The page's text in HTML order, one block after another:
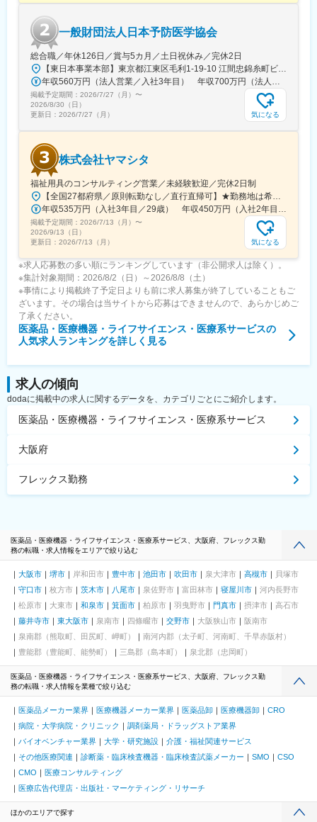
1978年発売以来、いつの時代も常に「旬のかっこよさ」を提案
し、男性のトータルグルーミング研究に根ざした確かな品質で、
高い認知と信頼感を確立してきたメンズコスメブランド。
<Bifesta/ビフェスタ>
素肌から輝きたい女性に、キレイを楽しむクレンジングシーンを
提案するブランドとして2011年に誕生。現在では、日本だけでは
なく、アジア各国で支持されています。
変更の範囲：会社の定める業務
一般財団法人日本予防医学協会
総合職／年休126日／賞与5カ月／土日祝休み／完休2日
【東日本事業本部】東京都江東区毛利1-19-10 江間忠錦糸町ビル※訪問先からの直行直帰が可能です！＜アクセス＞・JR総武線（快速・各駅停車）／東京メトロ半蔵門線 錦糸町駅より徒歩5分・東京メトロ半蔵門線／都営新宿線 住吉駅より徒歩5分※受動喫煙対策:屋内全面禁煙
年収560万円（法人営業／入社3年目） 年収700万円（法人営業・チームリーダー／入社5年目）
掲載予定期間： 2026/7/27（月） 〜
2026/8/30（日）
更新日： 2026/7/27（月） 気になる
株式会社ヤマシタ
福祉用具のコンサルティング営業／未経験歓迎／完休2日制
【全国27都府県／原則転勤なし／直行直帰可】★勤務地は希望を考慮★拠点により車通勤OK※充足状況により、ご希望の勤務地での募集が終了している場合があります。※転居を伴う転勤の有無は、半年ごとに希望を伺い、選択いただけます。■東北■・宮城県（仙台市）■関東■・東京都（東京23区など）・神奈川県（横浜市など）・埼玉県（さいたま市など）・千葉県（千葉市など）・茨城県（水戸市）・栃木県（宇都宮市／足利市）・群馬県（前橋市）■東海■・愛知県（名古屋市／豊田市／豊橋市／小牧市）・静岡県（静岡市／浜松市／沼津市／焼津市／富士市）・岐阜県（岐阜市）・三重県（四日市市）■信越・北陸■・長野県（長野市）・山梨県（甲府市）・石川県（金沢市）・富山県（富山市）・福井県（福井市）■関西■・大阪府・兵庫県（神戸市／尼崎市／姫路市）・京都府（京都市）・奈良県（奈良市／天理市）・滋賀県（大津市／彦根市）・和歌山県（和歌山市／田辺市）■中国■・広島県（広島市）・岡山県（岡山市）■四国■・香川県（高松市）■九州■・福岡県（福岡市）
年収535万円（入社3年目／29歳） 年収450万円（入社2年目／26歳）
掲載予定期間： 2026/7/13（月） 〜
2026/9/13（日）
更新日： 2026/7/13（月） 気になる
※求人応募数の多い順にランキングしています（非公開求人は除く）。
※集計対象期間：2026/8/2（日）～2026/8/8（土）
※事情により掲載終了予定日よりも前に求人募集が終了していることもご
ざいます。その場合は当サイトから応募はできませんので、あらかじめご
了承ください。
医薬品・医療機器・ライフサイエンス・医療系サービスの
人気求人ランキングを詳しく見る
求人の傾向
dodaに掲載中の求人に関するデータを、カテゴリごとにご紹介します。
医薬品・医療機器・ライフサイエンス・医療系サービス
大阪府
フレックス勤務
医薬品・医療機器・ライフサイエンス・医療系サービス、大阪府、フレックス勤
務の転職・求人情報をエリアで絞り込む
大阪市 堺市 岸和田市 豊中市 池田市 吹田市 泉大津市 高槻市
貝塚市
守口市
枚方市 茨木市 八尾市 泉佐野市 富田林市 寝屋川市
河内長野市
松原市
大東市 和泉市 箕面市 柏原市 羽曳野市 門真市 摂津市
高石市
藤井寺市
東大阪市 泉南市 四條畷市 交野市 大阪狭山市
阪南市
泉南郡（熊取町、田尻町、岬町）
南河内郡（太子町、河南町、千早赤阪村）
豊能郡（豊能町、能勢町）
三島郡（島本町） 泉北郡（忠岡町）
医薬品・医療機器・ライフサイエンス・医療系サービス、大阪府、フレックス勤
務の転職・求人情報を業種で絞り込む
医薬品メーカー業界 医療機器メーカー業界 医薬品卸 医療機器卸
CRO
病院・大学病院・クリニック
調剤薬局・ドラッグストア業界
バイオベンチャー業界
大学・研究施設
介護・福祉関連サービス
その他医療関連
診断薬・臨床検査機器・臨床検査試薬メーカー SMO
CSO
CMO
医療コンサルティング
医療広告代理店・出版社・マーケティング・リサーチ
ほかのエリアで探す